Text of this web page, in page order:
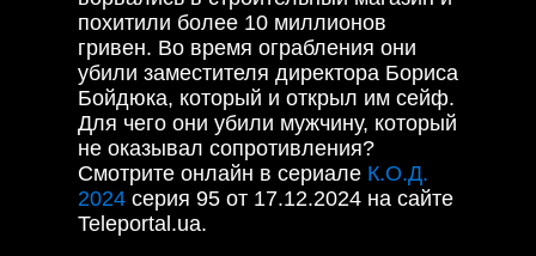
похитили более 10 миллионов
гривен. Во время ограбления они
убили заместителя директора Бориса
Бойдюка, который и открыл им сейф.
Для чего они убили мужчину, который
не оказывал сопротивления?
Смотрите онлайн в сериале К.О.Д.
2024 серия 95 от 17.12.2024 на сайте
Teleportal.ua.